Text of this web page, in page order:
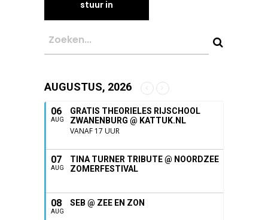
AUGUSTUS, 2026
06
AUG
GRATIS THEORIELES RIJSCHOOL
ZWANENBURG @ KATTUK.NL
VANAF 17 UUR
07
AUG
TINA TURNER TRIBUTE @ NOORDZEE
ZOMERFESTIVAL
08
AUG
SEB @ ZEE EN ZON